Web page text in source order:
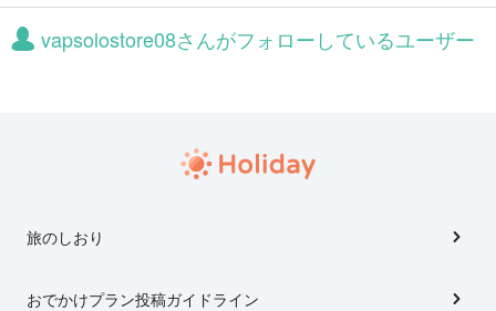
vapsolostore08さんがフォローしているユーザー
旅のしおり
おでかけプラン投稿ガイドライン